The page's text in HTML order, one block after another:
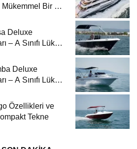
Bir Yat
Deluxe
– A Sınıfı Lüks
Deluxe
– A Sınıfı Lüks
Özellikleri ve
Tekne